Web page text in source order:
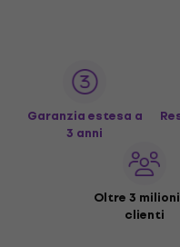
Garanzia estesa a
3 anni
Oltre 3
clienti